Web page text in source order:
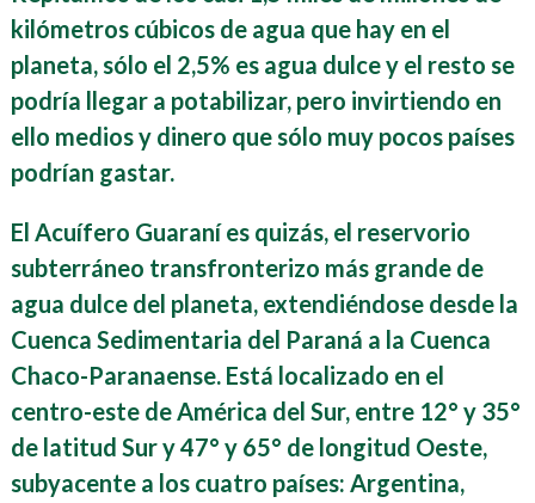
kilómetros cúbicos de agua que hay en el
planeta, sólo el 2,5% es agua dulce y el resto se
podría llegar a potabilizar, pero invirtiendo en
ello medios y dinero que sólo muy pocos países
podrían gastar.
El Acuífero Guaraní es quizás, el reservorio
subterráneo transfronterizo más grande de
agua dulce del planeta, extendiéndosedesde la
Cuenca Sedimentaria del Paraná a la Cuenca
Chaco-Paranaense. Está localizado en el
centro-este de América del Sur, entre 12° y 35°
de latitud Sur y 47° y 65° de longitud Oeste,
subyacente a los cuatro países: Argentina,